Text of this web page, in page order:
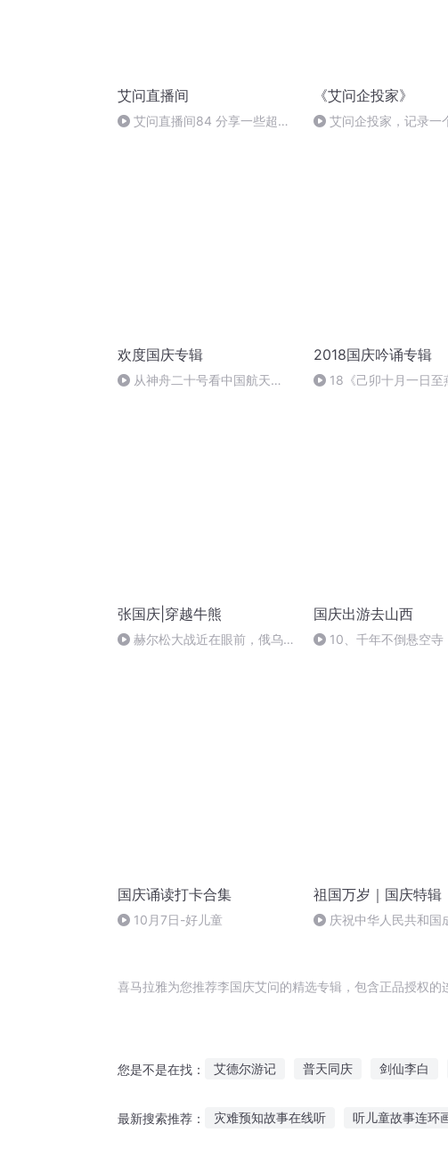
艾问直播间
艾问直播间84 分享一些超级
《艾问企投家》
艾问企投家，记录一
欢度国庆专辑
从神舟二十号看中国航天
2018国庆吟诵专辑
18《己卯十月一日至
张国庆|穿越牛熊
赫尔松大战近在眼前，俄乌冲
国庆出游去山西
10、千年不倒悬空寺
国庆诵读打卡合集
10月7日-好儿童
祖国万岁｜国庆特辑
庆祝中华人民共和国
喜马拉雅为您推荐李国庆艾问的精选专辑，包含正品授权
您是不是在找： 艾德尔游记 普天同庆 剑仙李白
最新搜索推荐： 灾难预知故事在线听 听儿童故事连环